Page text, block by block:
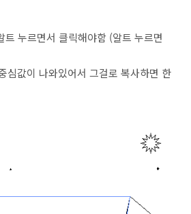
트 누르면서 클릭해야함 (알트 누르면
심값이 나와있어서 그걸로 복사하면 한